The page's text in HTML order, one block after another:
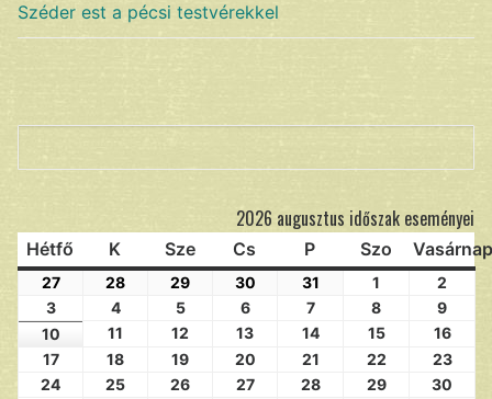
Széder est a pécsi testvérekkel
2026 augusztus időszak eseményei
Hétfő K Sze Cs P Szo Vasárnap
27 28 29 30 31 1
2
3
4 5 6 7 8
9
10
11 12 13 14 15
16
17
18 19 20 21 22
23
24
25 26 27 28 29
30